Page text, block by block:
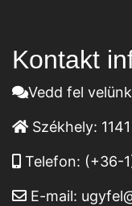
Kontakt
Vedd fel
Székhely:
Telefon: (+36-
E-mail: